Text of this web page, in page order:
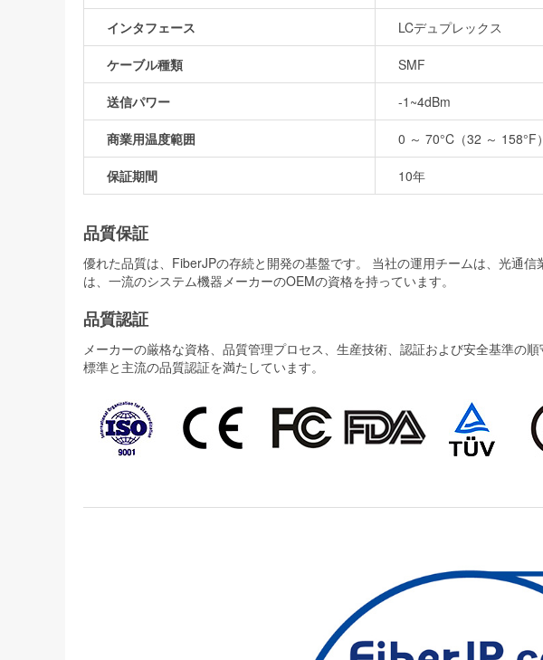
インタフェース LCデュプレックス
ケーブル種類 SMF
送信パワー -1~4dBm
商業用温度範囲 0 ～ 70°C（32 ～ 158°F）
保証期間 10年
品質保証
優れた品質は、FiberJPの存続と開発の基盤です。 当社の運用チームは、光通
は、一流のシステム機器メーカーのOEMの資格を持っています。
品質認証
メーカーの厳格な資格、品質管理プロセス、生産技術、認証および安全基準の
標準と主流の品質認証を満たしています。